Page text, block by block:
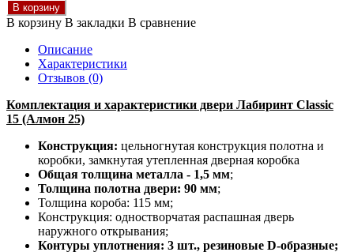
В корзину
В корзину В закладки В сравнение
Описание
Характеристики
Отзывов (0)
Комплектация и характеристики двери Лабиринт Classic
15 (Алмон 25)
Конструкция: цельногнутая конструкция полотна и
коробки, замкнутая утепленная дверная коробка
Общая толщина металла - 1,5 мм;
Толщина полотна двери: 90 мм;
Толщина короба: 115 мм;
Конструкция: одностворчатая распашная дверь
наружного открывания;
Контуры уплотнения: 3 шт., резиновые D-образные;